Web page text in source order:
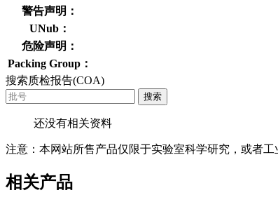
警告声明：
UNub：
危险声明：
Packing Group：
搜索质检报告(COA)
搜索
还没有相关资料
注意：本网站所售产品仅限于实验室科学研究，或者
相关产品